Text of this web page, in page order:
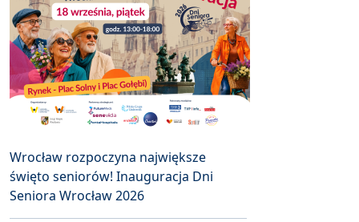
Wrocław rozpoczyna największe
święto seniorów! Inauguracja Dni
Seniora Wrocław 2026